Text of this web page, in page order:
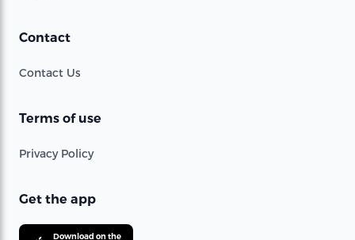
Contact
Contact Us
Terms of use
Privacy Policy
Get the app
Download on the